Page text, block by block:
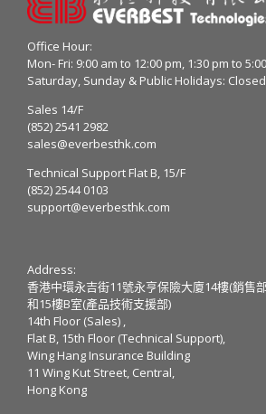
Office Hour:
Mon- Fri: 9:00 am to 12:00 pm, 1:30 pm to
Saturday, Sunday & Public Holidays: Closed
Sales 14/F
(852) 2541 2982
sales@everbesthk.com
Technical Support Flat B, 15/F
(852) 2544 0103
support@everbesthk.com
Address:
香港中環永吉街11號永亨保險大廈14樓(銷售
和15樓B室(產品技術支援部)
14th Floor (Sales) ,
Flat B, 15th Floor (Technical Support),
Wing Hang Insurance Building
11 Wing Kut Street, Central,
Hong Kong